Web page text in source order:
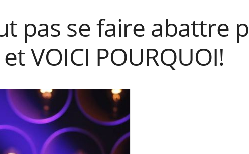
pas se faire abattre
VOICI POURQUOI!